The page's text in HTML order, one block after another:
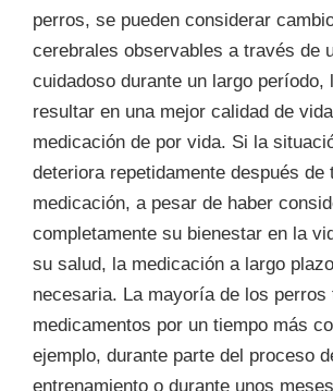
perros, se pueden considerar
cerebrales observables a través de
cuidadoso durante un largo período,
resultar en una mejor calidad de
medicación de por vida. Si la
deteriora repetidamente después de
medicación, a pesar de haber
completamente su bienestar en la
su salud, la medicación a largo
necesaria. La mayoría de los perros
medicamentos por un tiempo más
ejemplo, durante parte del proceso
entrenamiento o durante unos